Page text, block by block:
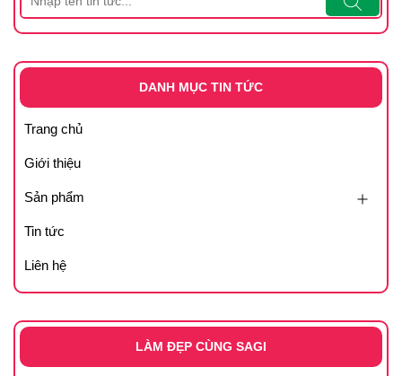
DANH MỤC TIN TỨC
Trang chủ
Giới thiệu
Sản phẩm
Tin tức
Liên hệ
LÀM ĐẸP CÙNG SAGI